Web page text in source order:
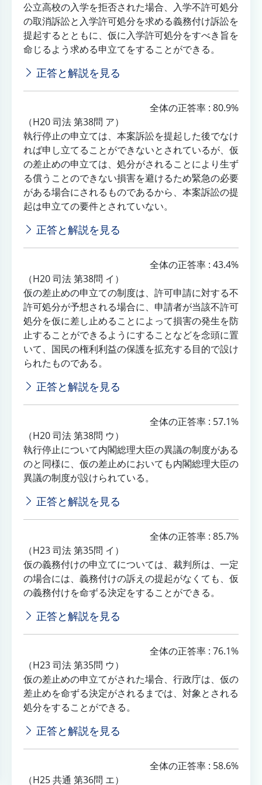
公立高校の入学を拒否された場合、入学不許可処分
の取消訴訟と入学許可処分を求める義務付け訴訟を
提起するとともに、仮に入学許可処分をすべき旨を
命じるよう求める申立てをすることができる。
正答と解説を見る
全体の正答率 : 80.9%
（H20 司法 第38問 ア）
執行停止の申立ては、本案訴訟を提起した後でなけ
れば申し立てることができないとされているが、仮
の差止めの申立ては、処分がされることにより生ず
る償うことのできない損害を避けるため緊急の必要
がある場合にされるものであるから、本案訴訟の提
起は申立ての要件とされていない。
正答と解説を見る
全体の正答率 : 43.4%
（H20 司法 第38問 イ）
仮の差止めの申立ての制度は、許可申請に対する不
許可処分が予想される場合に、申請者が当該不許可
処分を仮に差し止めることによって損害の発生を防
止することができるようにすることなどを念頭に置
いて、国民の権利利益の保護を拡充する目的で設け
られたものである。
正答と解説を見る
全体の正答率 : 57.1%
（H20 司法 第38問 ウ）
執行停止について内閣総理大臣の異議の制度がある
のと同様に、仮の差止めにおいても内閣総理大臣の
異議の制度が設けられている。
正答と解説を見る
全体の正答率 : 85.7%
（H23 司法 第35問 イ）
仮の義務付けの申立てについては、裁判所は、一定
の場合には、義務付けの訴えの提起がなくても、仮
の義務付けを命ずる決定をすることができる。
正答と解説を見る
全体の正答率 : 76.1%
（H23 司法 第35問 ウ）
仮の差止めの申立てがされた場合、行政庁は、仮の
差止めを命ずる決定がされるまでは、対象とされる
処分をすることができる。
正答と解説を見る
全体の正答率 : 58.6%
（H25 共通 第36問 エ）